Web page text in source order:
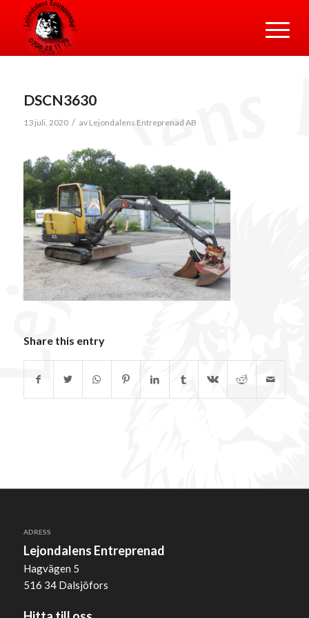
DSCN3630
13 juli, 2020 / av Lejondalens Entreprenad AB
Share this entry
ADRESS
Lejondalens Entreprenad
Hagvägen 5
516 34 Dalsjöfors